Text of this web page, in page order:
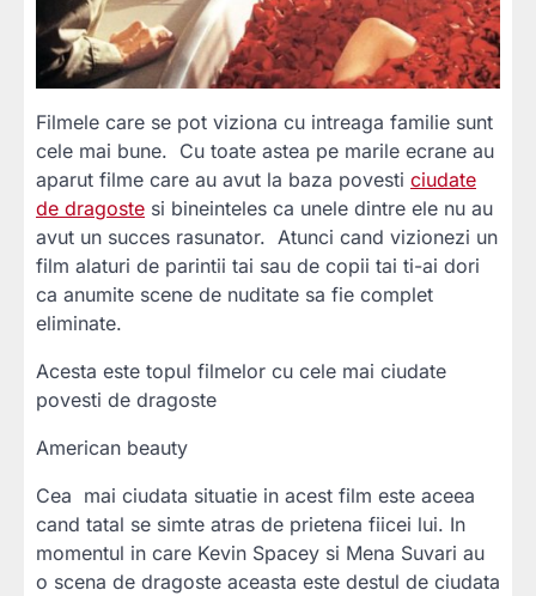
Filmele care se pot viziona cu intreaga familie sunt
cele mai bune. Cu toate astea pe marile ecrane au
aparut filme care au avut la baza povesti ciudate
de dragoste si bineinteles ca unele dintre ele nu au
avut un succes rasunator. Atunci cand vizionezi un
film alaturi de parintii tai sau de copii tai ti-ai dori
ca anumite scene de nuditate sa fie complet
eliminate.
Acesta este topul filmelor cu cele mai ciudate
povesti de dragoste
American beauty
Cea mai ciudata situatie in acest film este aceea
cand tatal se simte atras de prietena fiicei lui. In
momentul in care Kevin Spacey si Mena Suvari au
o scena de dragoste aceasta este destul de ciudata